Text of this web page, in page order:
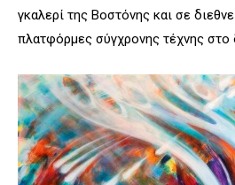
γκαλερί της Βοστόνης και σε
πλατφόρμες σύγχρονης τέχνης στο